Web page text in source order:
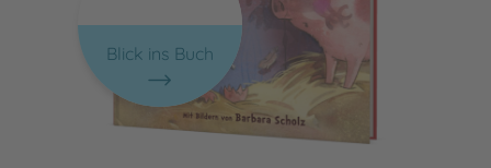
Blick ins Buch